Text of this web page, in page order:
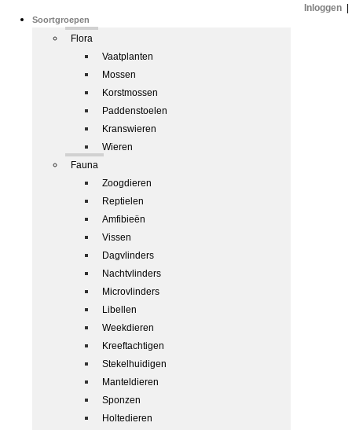
Soortgroepen
Flora
Vaatplanten
Mossen
Korstmossen
Paddenstoelen
Kranswieren
Wieren
Fauna
Zoogdieren
Reptielen
Amfibieën
Vissen
Dagvlinders
Nachtvlinders
Microvlinders
Libellen
Weekdieren
Kreeftachtigen
Stekelhuidigen
Manteldieren
Sponzen
Holtedieren
Inloggen